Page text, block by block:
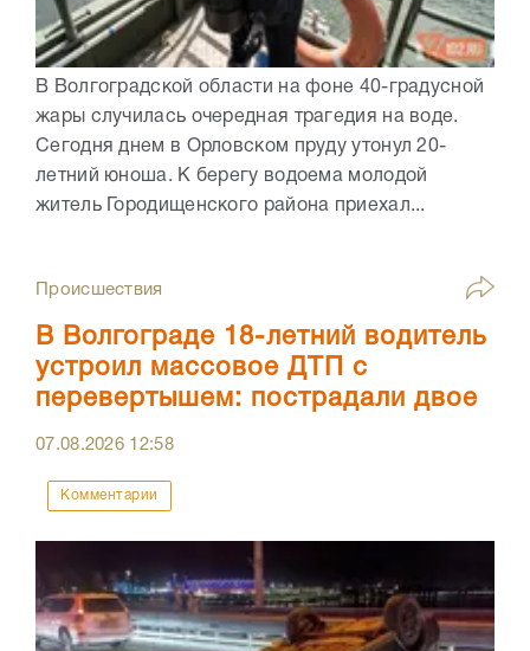
В Волгоградской области на фоне 40-градусной
жары случилась очередная трагедия на воде.
Сегодня днем в Орловском пруду утонул 20-
летний юноша. К берегу водоема молодой
житель Городищенского района приехал...
Происшествия
В Волгограде 18-летний водитель
устроил массовое ДТП с
перевертышем: пострадали двое
07.08.2026 12:58
Комментарии